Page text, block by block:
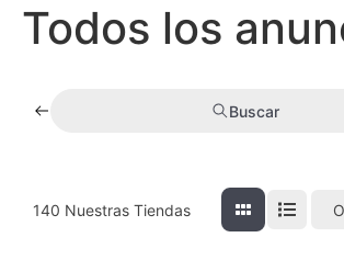
Todos los
Buscar
140 Nuestras Tiendas